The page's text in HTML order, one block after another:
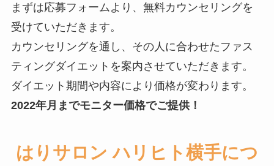
まずは応募フォームより、無料カウンセリングを
受けていただきます。
カウンセリングを通し、その人に合わせたファス
ティングダイエットを案内させていただきます。
ダイエット期間や内容により価格が変わります。
2022年月までモニター価格でご提供！
はりサロン ハリヒト横手につ